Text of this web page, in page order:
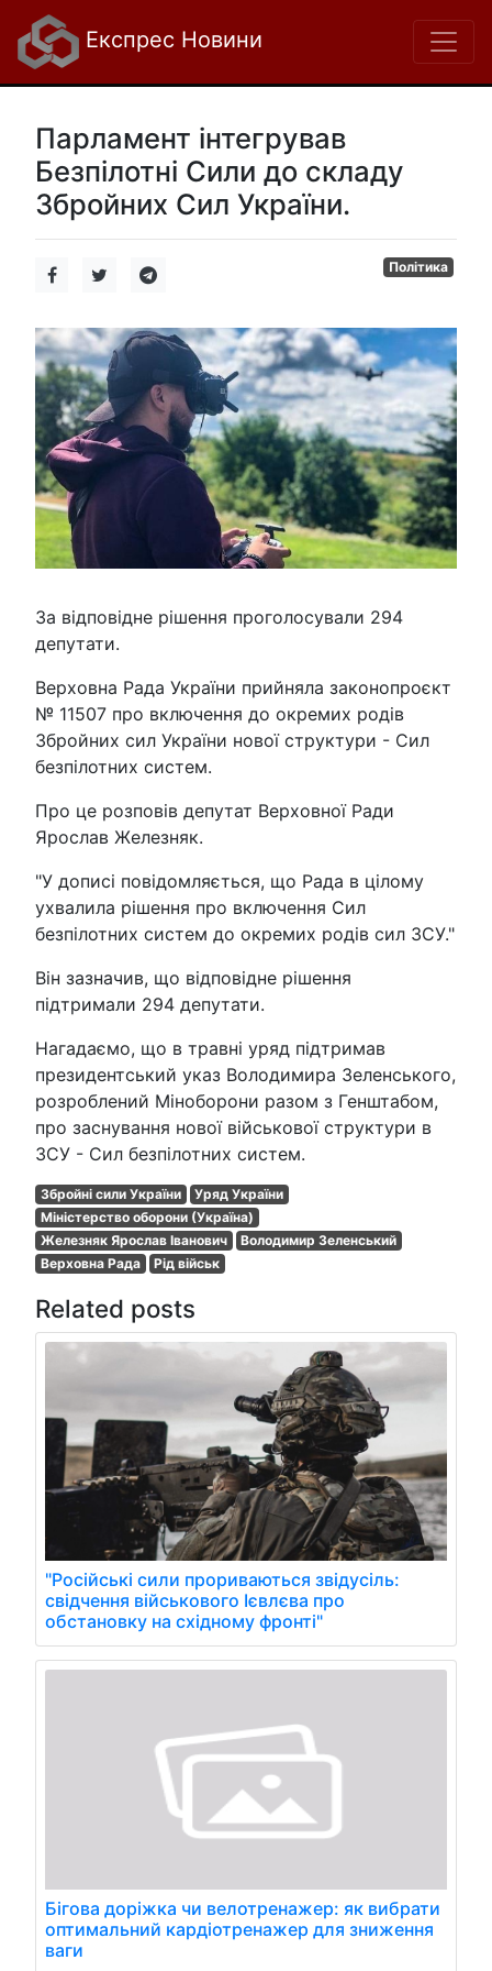
Експрес Новини
Парламент інтегрував
Безпілотні Сили до складу
Збройних Сил України.
Політика
За відповідне рішення проголосували 294
депутати.
Верховна Рада України прийняла законопроєкт
№ 11507 про включення до окремих родів
Збройних сил України нової структури - Сил
безпілотних систем.
Про це розповів депутат Верховної Ради
Ярослав Железняк.
"У дописі повідомляється, що Рада в цілому
ухвалила рішення про включення Сил
безпілотних систем до окремих родів сил ЗСУ."
Він зазначив, що відповідне рішення
підтримали 294 депутати.
Нагадаємо, що в травні уряд підтримав
президентський указ Володимира Зеленського,
розроблений Міноборони разом з Генштабом,
про заснування нової військової структури в
ЗСУ - Сил безпілотних систем.
Збройні сили України
Уряд України
Міністерство оборони (Україна)
Железняк Ярослав Іванович
Володимир Зеленський
Верховна Рада
Рід військ
Related posts
"Російські сили прориваються звідусіль:
свідчення військового Ієвлєва про
обстановку на східному фронті"
Бігова доріжка чи велотренажер: як вибрати
оптимальний кардіотренажер для зниження
ваги